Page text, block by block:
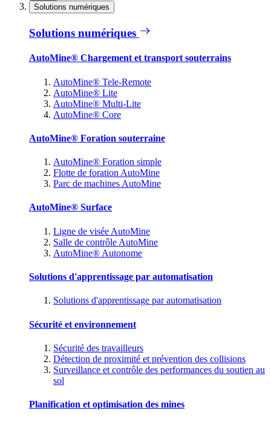
Solutions numériques
Solutions numériques
AutoMine® Chargement et transport souterrains
AutoMine® Tele-Remote
AutoMine® Lite
AutoMine® Multi-Lite
AutoMine® Core
AutoMine® Foration souterraine
AutoMine® Foration simple
Flotte de foration AutoMine
Parc de machines AutoMine
AutoMine® Surface
Ligne de visée AutoMine
Salle de contrôle AutoMine
AutoMine® Autonome
Solutions d'apprentissage par automatisation
Solutions d'apprentissage par automatisation
Sécurité et environnement
Sécurité des travailleurs
Détection de proximité et prévention des collisions
Surveillance et contrôle des performances du soutien au
sol
Planification et optimisation des mines